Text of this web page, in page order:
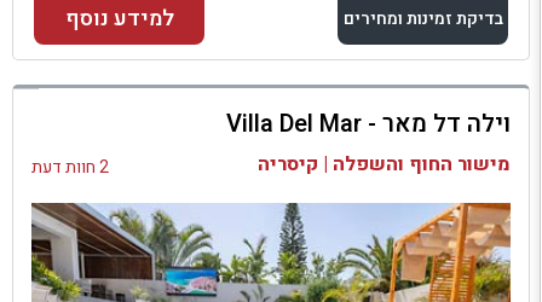
בדיקת זמינות ומחירים
למתחם זה
בדיקת זמינות ומחירים
למידע נוסף
וילה דל מאר - Villa Del Mar
מישור החוף והשפלה | קיסריה 2 חוות דעת